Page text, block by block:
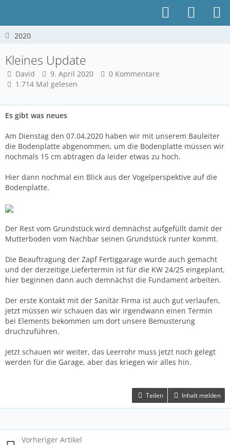
2020
Kleines Update
David 9. April 2020
0 Kommentare
1.714 Mal gelesen
Es gibt was neues
Am Dienstag den 07.04.2020 haben wir mit unserem Bauleiter
die Bodenplatte abgenommen, um die Bodenplatte müssen wir
nochmals 15 cm abtragen da leider etwas zu hoch.
Hier dann nochmal ein Blick aus der Vogelperspektive auf die
Bodenplatte.
Der Rest vom Grundstück wird demnächst aufgefüllt damit der
Mutterboden vom Nachbar seinen Grundstück runter kommt.
Die Beauftragung der Zapf Fertiggarage wurde auch gemacht
und der derzeitige Liefertermin ist für die KW 24/25 eingeplant,
hier beginnen dann auch demnächst die Fundament arbeiten.
Der erste Kontakt mit der Sanitär Firma ist auch gut verlaufen,
jetzt müssen wir schauen das wir irgendwann einen Termin
bei Elements bekommen um dort unsere Bemusterung
druchzuführen.
Jetzt schauen wir weiter, das Leerrohr muss jetzt noch gelegt
werden für die Garage, aber das kriegen wir alles hin.
Teilen Inhalt melden
Vorheriger Artikel